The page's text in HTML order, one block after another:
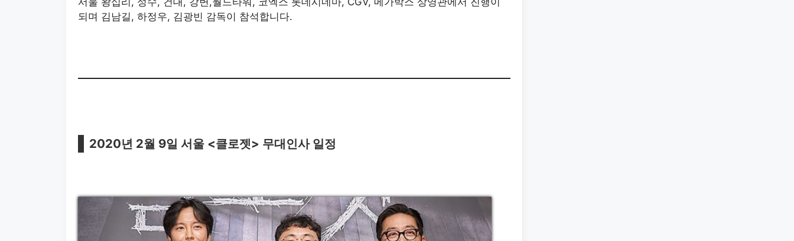
되며 김남길, 하정우, 김광빈 감독이 참석합니다.
2020년 2월 9일 서울 <클로젯> 무대인사 일정